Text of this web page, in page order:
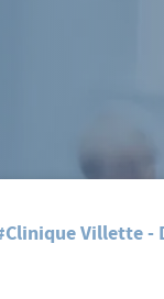
Villette -